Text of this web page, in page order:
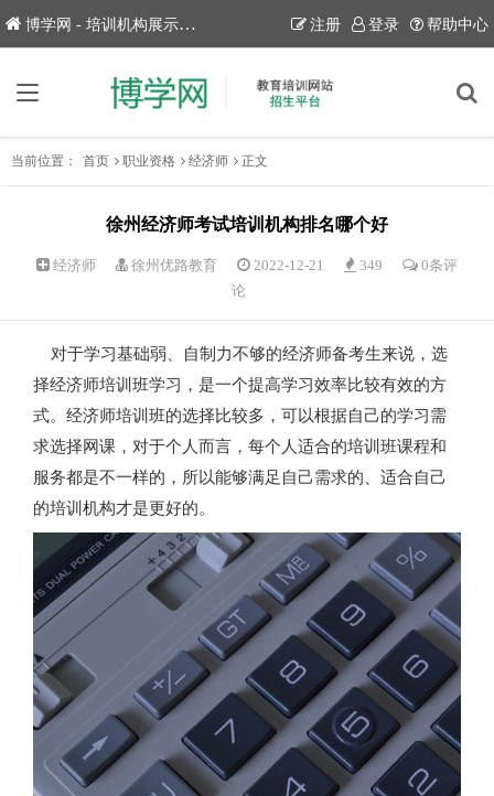
博学网 - 培训机构展示平台！ 注册 登录 帮助中心
当前位置： 首页 职业资格 经济师 正文
徐州经济师考试培训机构排名哪个好
经济师 徐州优路教育 2022-12-21 349
0条评
论
对于学习基础弱、自制力不够的经济师备考生来说，选
择经济师培训班学习，是一个提高学习效率比较有效的方
式。经济师培训班的选择比较多，可以根据自己的学习需
求选择网课，对于个人而言，每个人适合的培训班课程和
服务都是不一样的，所以能够满足自己需求的、适合自己
的培训机构才是更好的。